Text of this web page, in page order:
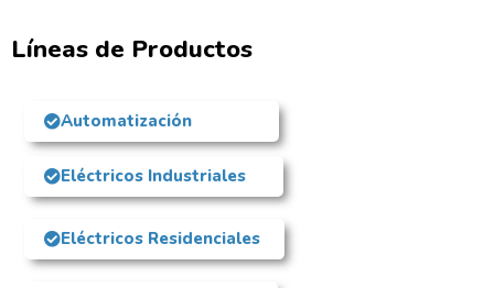
Líneas de Productos
Automatización
Eléctricos Industriales
Eléctricos Residenciales